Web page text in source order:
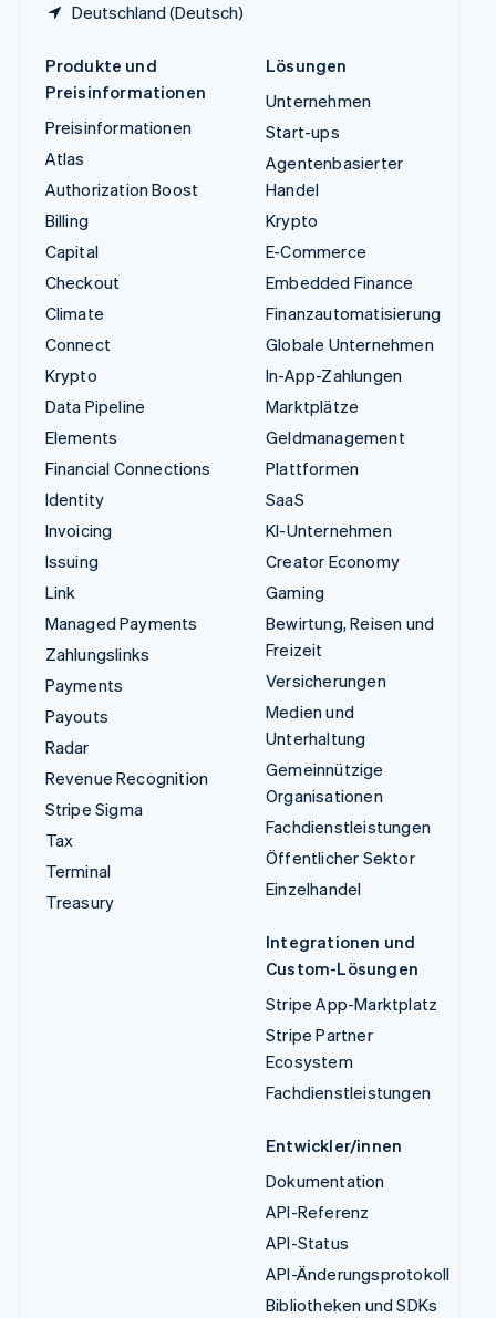
Deutschland (Deutsch)
Produkte und
Preisinformationen
Preisinformationen
Atlas
Authorization Boost
Billing
Capital
Checkout
Climate
Connect
Krypto
Data Pipeline
Elements
Financial Connections
Identity
Invoicing
Issuing
Link
Managed Payments
Zahlungslinks
Payments
Payouts
Radar
Revenue Recognition
Stripe Sigma
Tax
Terminal
Treasury
Lösungen
Unternehmen
Start-ups
Agentenbasierter
Handel
Krypto
E-Commerce
Embedded Finance
Finanzautomatisierung
Globale Unternehmen
In-App-Zahlungen
Marktplätze
Geldmanagement
Plattformen
SaaS
KI-Unternehmen
Creator Economy
Gaming
Bewirtung, Reisen und
Freizeit
Versicherungen
Medien und
Unterhaltung
Gemeinnützige
Organisationen
Fachdienstleistungen
Öffentlicher Sektor
Einzelhandel
Integrationen und
Custom-Lösungen
Stripe App-Marktplatz
Stripe Partner
Ecosystem
Fachdienstleistungen
Entwickler/innen
Dokumentation
API-Referenz
API-Status
API-Änderungsprotokoll
Bibliotheken und SDKs